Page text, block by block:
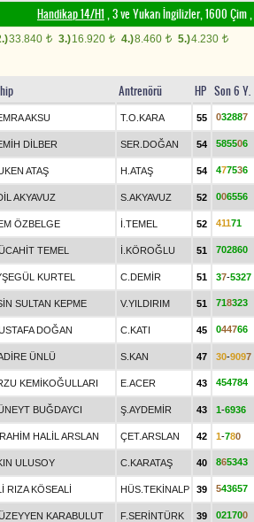
Handikap 14/H1 , 3 ve Yukarı İngilizler, 1600 Çim,
33.840 t 3.)16.920 t 4.)8.460 t 5.)4.230 t
Antrenörü HP Son 6 Y.
AKSU T.O.KARA 55 032887
DİLBER SER.DOĞAN 54 585506
ATAŞ H.ATAŞ 54 477536
AKYAVUZ S.AKYAVUZ 52 006556
ÖZBELGE İ.TEMEL 52 41171
TEMEL İ.KÖROĞLU 51 702860
KURTEL C.DEMİR 51 37-5327
SULTAN KEPME V.YILDIRIM 51 718323
DOĞAN C.KATI 45 044766
ÜNLÜ S.KAN 47 30-9097
KEMİKOĞULLARI E.ACER 43 454784
BUĞDAYCI Ş.AYDEMİR 43 1-6936
HALİL ARSLAN ÇET.ARSLAN 42 1-780
ULUSOY C.KARATAŞ 40 865343
RIZA KÖSEALİ HÜS.TEKİNALP 39 543657
KARABULUT F.SERİNTÜRK 39 021700